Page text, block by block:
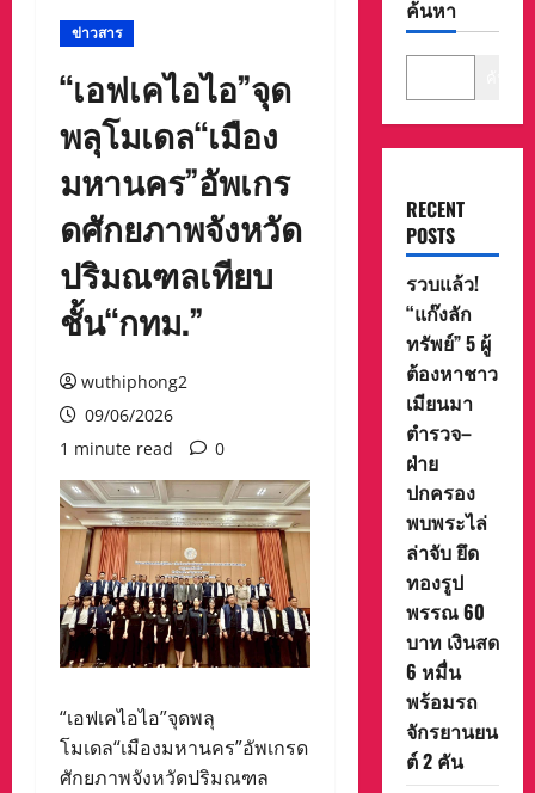
ข่าวสาร
“เอฟเคไอไอ”จุด
พลุโมเดล“เมือง
มหานคร”อัพเกร
ดศักยภาพจังหวัด
ปริมณฑลเทียบ
ชั้น“กทม.”
wuthiphong2
09/06/2026
1 minute read
0
“เอฟเคไอไอ”จุดพลุ
โมเดล“เมืองมหานคร”อัพเกรด
ศักยภาพจังหวัดปริมณฑล
ค้นหา
RECENT
POSTS
รวบแล้ว!
“แก๊งลัก
ทรัพย์” 5 ผู้
ต้องหาชาว
เมียนมา
ตำรวจ–
ฝ่าย
ปกครอง
พบพระไล่
ล่าจับ ยึด
ทองรูป
พรรณ 60
บาท เงินสด
6 หมื่น
พร้อมรถ
จักรยานยน
ต์ 2 คัน